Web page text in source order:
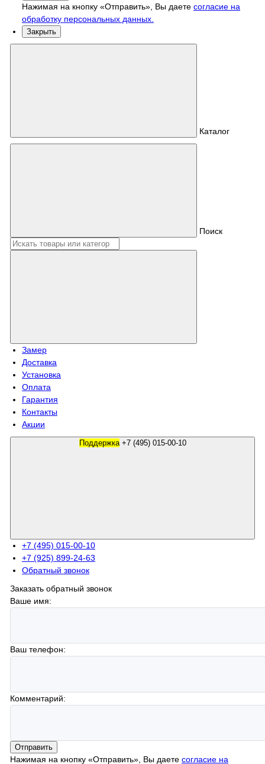
Нажимая на кнопку «Отправить», Вы даете согласие на
обработку персональных данных.
Закрыть
Каталог
Поиск
Замер
Доставка
Установка
Оплата
Гарантия
Контакты
Акции
Поддержка +7 (495) 015-00-10
+7 (495) 015-00-10
+7 (925) 899-24-63
Обратный звонок
Заказать обратный звонок
Ваше имя:
Ваш телефон:
Комментарий:
Отправить
Нажимая на кнопку «Отправить», Вы даете согласие на